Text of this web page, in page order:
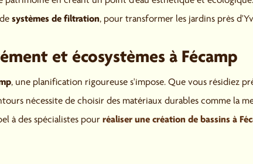
systèmes de filtration, pour transformer les jardins près
et écosystèmes à Fécamp
, une planification rigoureuse s'impose. Que vous résidiez
nécessite de choisir des matériaux durables comme la
à des spécialistes pour réaliser une création de bassins à